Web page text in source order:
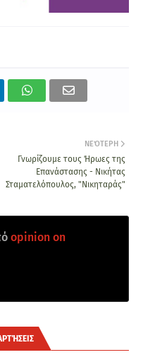
ΝΕΌΤΕΡΗ
Γνωρίζουμε τους Ήρωες της
Επανάστασης - Νικήτας
Σταματελόπουλος, "Νικηταράς"
opinion on